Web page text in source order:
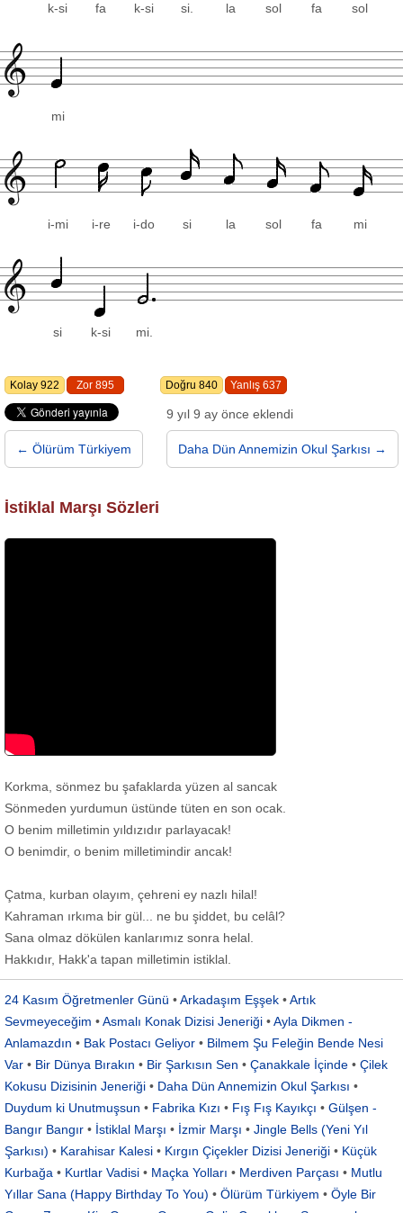
k-si fa k-si si. la sol fa sol
mi
i-mi i-re i-do si la sol fa mi
si k-si mi.
Kolay 922 Zor 895 Doğru 840 Yanlış 637
9 yıl 9 ay önce eklendi
← Ölürüm Türkiyem Daha Dün Annemizin Okul Şarkısı →
İstiklal Marşı Sözleri
Korkma, sönmez bu şafaklarda yüzen al sancak
Sönmeden yurdumun üstünde tüten en son ocak.
O benim milletimin yıldızıdır parlayacak!
O benimdir, o benim milletimindir ancak!
Çatma, kurban olayım, çehreni ey nazlı hilal!
Kahraman ırkıma bir gül... ne bu şiddet, bu celâl?
Sana olmaz dökülen kanlarımız sonra helal.
Hakkıdır, Hakk'a tapan milletimin istiklal.
24 Kasım Öğretmenler Günü •Arkadaşım Eşşek •Artık
Sevmeyeceğim •Asmalı Konak Dizisi Jeneriği •Ayla Dikmen -
Anlamazdın • Bak Postacı Geliyor • Bilmem Şu Feleğin Bende Nesi
Var • Bir Dünya Bırakın • Bir Şarkısın Sen • Çanakkale İçinde • Çilek
Kokusu Dizisinin Jeneriği • Daha Dün Annemizin Okul Şarkısı •
Duydum ki Unutmuşsun • Fabrika Kızı • Fış Fış Kayıkçı • Gülşen -
Bangır Bangır • İstiklal Marşı • İzmir Marşı • Jingle Bells (Yeni Yıl
Şarkısı) • Karahisar Kalesi • Kırgın Çiçekler Dizisi Jeneriği • Küçük
Kurbağa • Kurtlar Vadisi • Maçka Yolları • Merdiven Parçası • Mutlu
Yıllar Sana (Happy Birthday To You) • Ölürüm Türkiyem • Öyle Bir